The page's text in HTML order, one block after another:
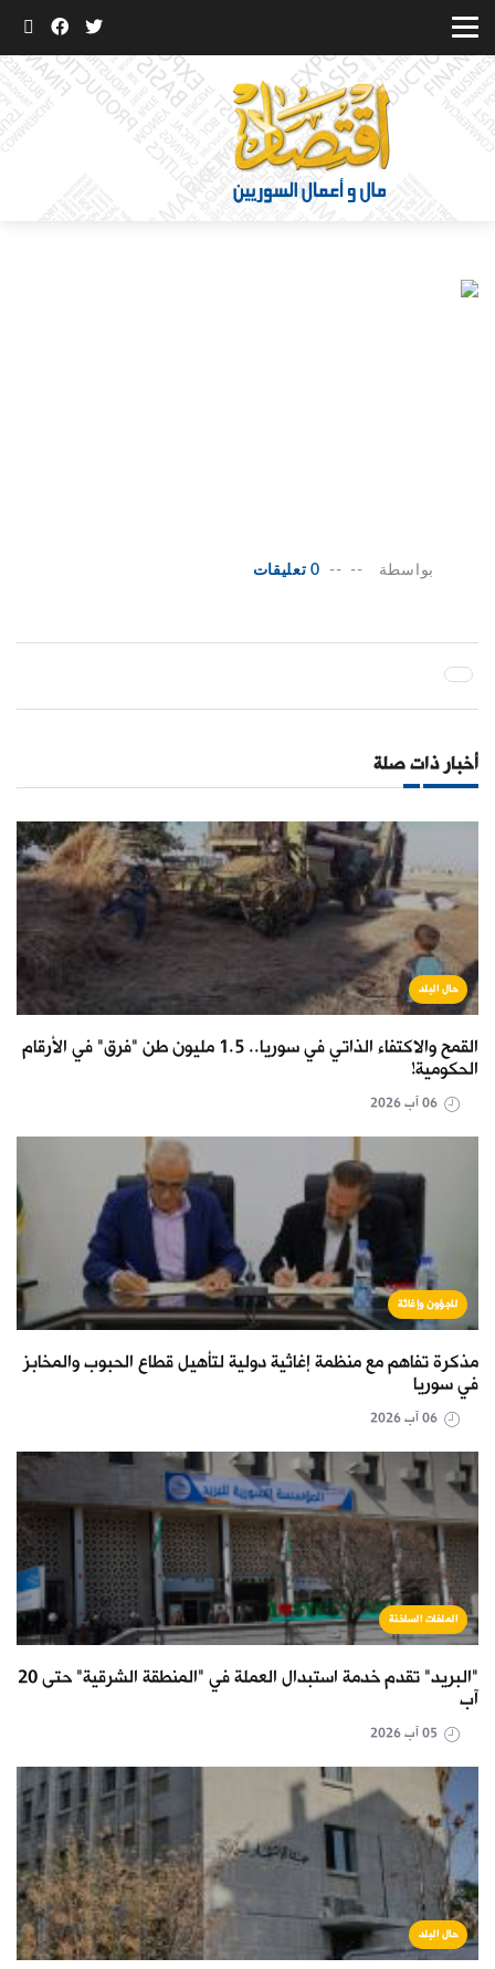
بواسطة --
-- 0 تعليقات
أخبار ذات صلة
حال البلد
القمح والاكتفاء الذاتي في سوريا.. 1.5 مليون طن "فرق" في الأرقام
الحكومية!
لاجؤون وإغاثة
مذكرة تفاهم مع منظمة إغاثية دولية لتأهيل قطاع الحبوب والمخابز
في سوريا
الملفات الساخنة
"البريد" تقدم خدمة استبدال العملة في "المنطقة الشرقية" حتى 20
آب
حال البلد